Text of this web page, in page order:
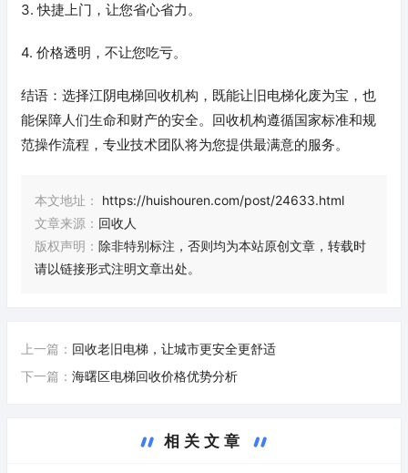
3. 快捷上门，让您省心省力。
4. 价格透明，不让您吃亏。
结语：选择江阴电梯回收机构，既能让旧电梯化废为宝，也
能保障人们生命和财产的安全。回收机构遵循国家标准和规
范操作流程，专业技术团队将为您提供最满意的服务。
本文地址：
https://huishouren.com/post/24633.html
文章来源： 回收人
版权声明： 除非特别标注，否则均为本站原创文章，转载时
请以链接形式注明文章出处。
上一篇： 回收老旧电梯，让城市更安全更舒适
下一篇： 海曙区电梯回收价格优势分析
相关文章